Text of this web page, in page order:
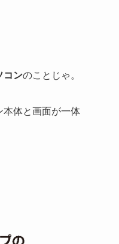
コンのことじゃ。
本体と画面が一体